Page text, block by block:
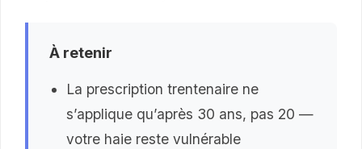
À retenir
La prescription trentenaire ne
s’applique qu’après 30 ans, pas 20 —
votre haie reste vulnérable